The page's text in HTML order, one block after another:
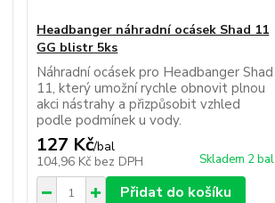
Headbanger náhradní ocásek Shad 11
GG blistr 5ks
Náhradní ocásek pro Headbanger Shad
11, který umožní rychle obnovit plnou
akci nástrahy a přizpůsobit vzhled
podle podmínek u vody.
127 Kč/bal
104,96 Kč bez DPH Skladem 2 bal
Přidat do košíku